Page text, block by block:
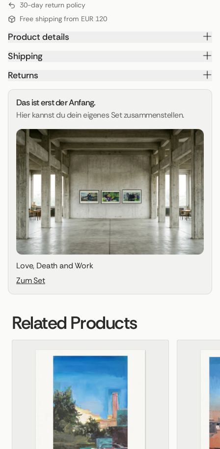
30-day return policy
Free shipping from EUR 120
Product details
Shipping
Returns
Das ist erst der Anfang.
Hier kannst du dein eigenes Set zusammenstellen.
Love, Death and Work
Zum Set
Related Products